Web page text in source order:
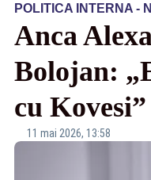
POLITICA INTERNA -
Anca
Bolojan:
cu Kovesi”
11 mai 2026, 13:58